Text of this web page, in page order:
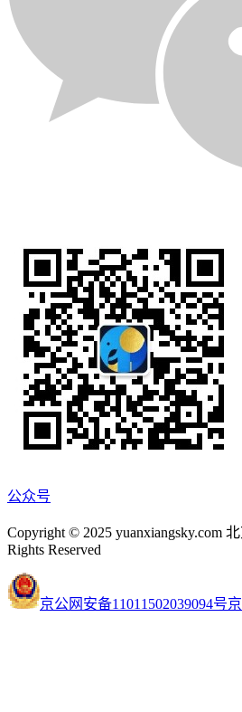
公众号
Copyright © 2025 yuanxiangsky.com
Rights Reserved
京公网安备11011502039094号